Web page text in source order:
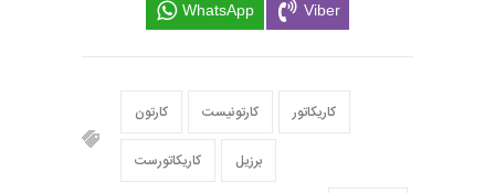
WhatsApp Viber
کارتون کارتونیست کاریکاتور
کاریکاتورست برزیل